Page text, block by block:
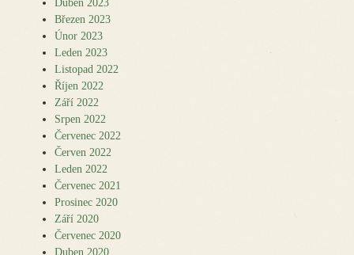
Duben 2023
Březen 2023
Únor 2023
Leden 2023
Listopad 2022
Říjen 2022
Září 2022
Srpen 2022
Červenec 2022
Červen 2022
Leden 2022
Červenec 2021
Prosinec 2020
Září 2020
Červenec 2020
Duben 2020